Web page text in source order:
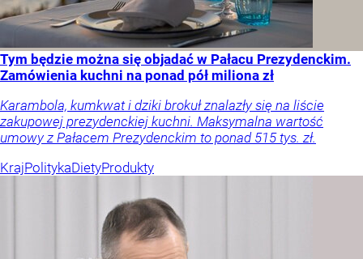
Tym będzie można się objadać w Pałacu Prezydenckim.
Zamówienia kuchni na ponad pół miliona zł
Karambola, kumkwat i dziki brokuł znalazły się na liście
zakupowej prezydenckiej kuchni. Maksymalna wartość
umowy z Pałacem Prezydenckim to ponad 515 tys. zł.
KrajPolitykaDietyProdukty